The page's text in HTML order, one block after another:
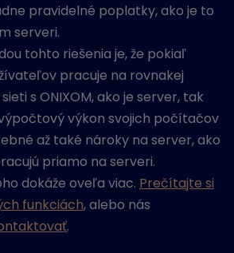
pravidelné poplatky, ako je to
serveri.
tohto riešenia je, že pokiaľ
pracuje na rovnakej
s ONIXOM, ako je server, tak
výkon svojich počítačov
až také nároky na server, ako
priamo na serveri.
dokáže oveľa viac. Prečítajte si
funkciách, alebo nás
.